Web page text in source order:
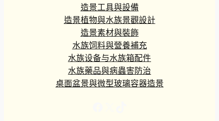
造景工具與設備
造景植物與水族景觀設計
造景素材與裝飾
水族饲料與營養補充
水族设备与水族箱配件
水族藥品與病蟲害防治
桌面盆景與微型玻璃容器造景